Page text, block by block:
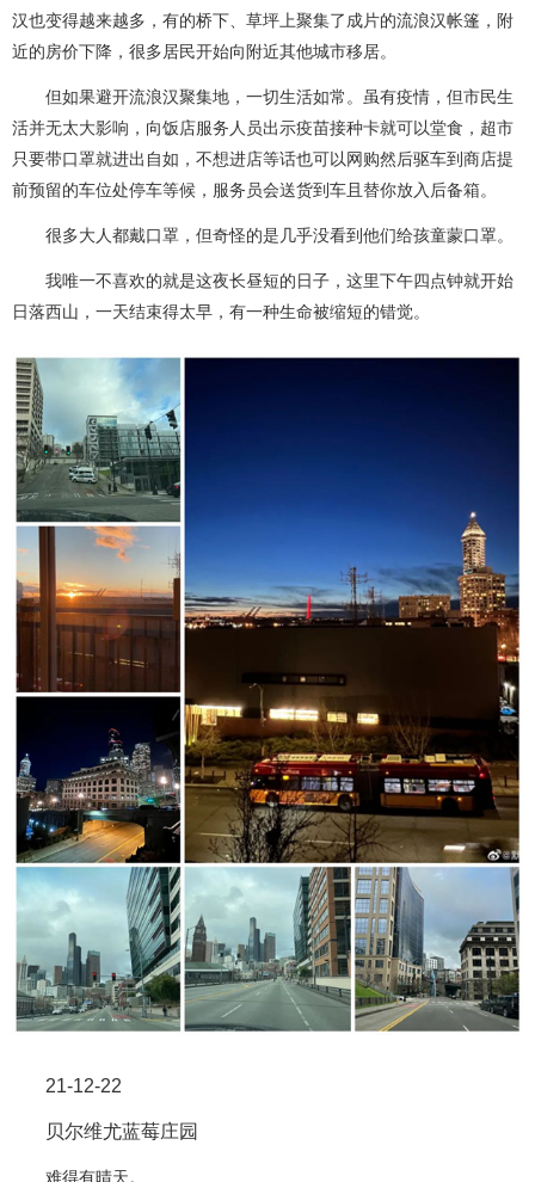
汉也变得越来越多，有的桥下、草坪上聚集了成片的流浪汉帐篷，附
近的房价下降，很多居民开始向附近其他城市移居。
但如果避开流浪汉聚集地，一切生活如常。虽有疫情，但市民生
活并无太大影响，向饭店服务人员出示疫苗接种卡就可以堂食，超市
只要带口罩就进出自如，不想进店等话也可以网购然后驱车到商店提
前预留的车位处停车等候，服务员会送货到车且替你放入后备箱。
很多大人都戴口罩，但奇怪的是几乎没看到他们给孩童蒙口罩。
我唯一不喜欢的就是这夜长昼短的日子，这里下午四点钟就开始
日落西山，一天结束得太早，有一种生命被缩短的错觉。
21-12-22
贝尔维尤蓝莓庄园
难得有晴天。